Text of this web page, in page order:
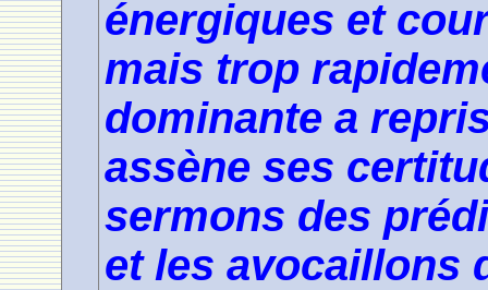
énergiques et
mais trop
dominante a
assène ses
sermons des
et les avocaillons